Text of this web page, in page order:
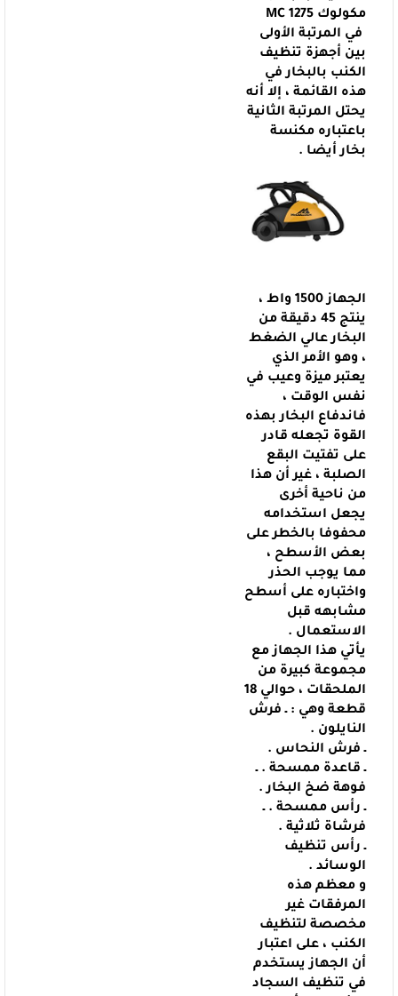
مكولوك MC 1275
في المرتبة الأولى
بين أجهزة تنظيف
الكنب بالبخار في
هذه القائمة ، إلا أنه
يحتل المرتبة الثانية
باعتباره مكنسة
بخار أيضا .
الجهاز 1500 واط ،
ينتج 45 دقيقة من
البخار عالي الضغط
، وهو الأمر الذي
يعتبر ميزة وعيب في
نفس الوقت ،
فاندفاع البخار بهذه
القوة تجعله قادر
على تفتيت البقع
الصلبة ، غير أن هذا
من ناحية أخرى
يجعل استخدامه
محفوفا بالخطر على
بعض الأسطح ،
مما يوجب الحذر
واختباره على أسطح
مشابهه قبل
الاستعمال .
يأتي هذا الجهاز مع
مجموعة كبيرة من
الملحقات ، حوالي 18
قطعة وهي : ـ فرش
النايلون .
ـ فرش النحاس .
ـ قاعدة ممسحة . ـ
فوهة ضخ البخار .
ـ رأس ممسحة . ـ
فرشاة ثلاثية .
ـ رأس تنظيف
الوسائد .
و معظم هذه
المرفقات غير
مخصصة لتنظيف
الكنب ، على اعتبار
أن الجهاز يستخدم
في تنظيف السجاد